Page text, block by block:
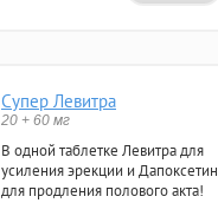
Супер Левитра
20 + 60 мг
В одной таблетке Левитра для
усиления эрекции и Дапоксетин
для продления полового акта!